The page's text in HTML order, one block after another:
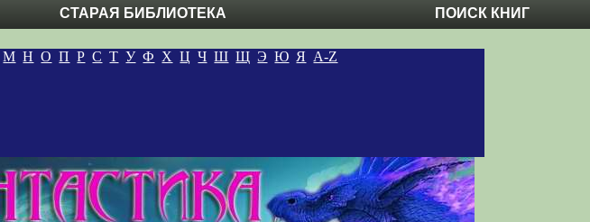
СТАРАЯ БИБЛИОТЕКА ПОИСК КНИГ
М Н О П Р С Т У Ф Х Ц Ч Ш Щ Э Ю Я A-Z